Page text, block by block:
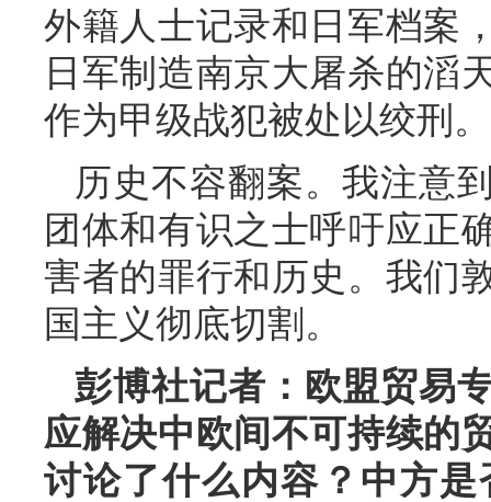
外籍人士记录和日军档案
日军制造南京大屠杀的滔
作为甲级战犯被处以绞刑。
历史不容翻案。我注意
团体和有识之士呼吁应正
害者的罪行和历史。我们
国主义彻底切割。
彭博社记者：欧盟贸易
应解决中欧间不可持续的
讨论了什么内容？中方